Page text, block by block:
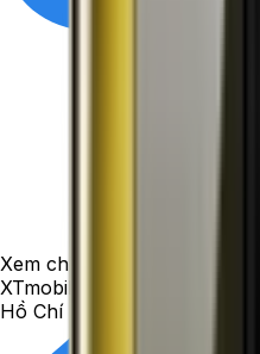
Xem chỉ đường
XTmobile - 396 Nguyễn
Hồ Chí Minh